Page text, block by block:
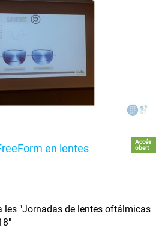
en lentes
Accés
obert
les "Jornadas de lentes oftálmicas